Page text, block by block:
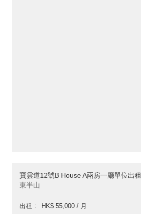
寶雲道12號B House A兩房一廳單位出租
東半山
出租
HK$ 55,000 / 月